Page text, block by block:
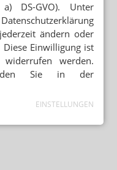
DS-GVO). Unter
ändern oder
Einwilligung ist
werden.
Sie in der
EINSTELLUNGEN